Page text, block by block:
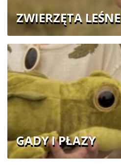
ZWIERZĘTA LEŚNE
GADY I PŁAZY